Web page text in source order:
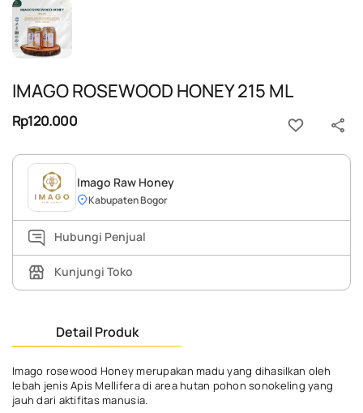
IMAGO ROSEWOOD HONEY 215 ML
Rp120.000
Imago Raw Honey
Kabupaten Bogor
Hubungi Penjual
Kunjungi Toko
Detail Produk
Imago rosewood Honey merupakan madu yang dihasilkan oleh
lebah jenis Apis Mellifera di area hutan pohon sonokeling yang
jauh dari aktifitas manusia.